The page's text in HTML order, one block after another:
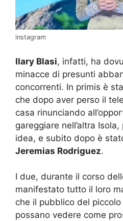
instagram
Ilary Blasi, infatti, ha
minacce di presunti
concorrenti. In primis è
che dopo aver perso il
casa rinunciando
gareggiare nell’altra
idea, e subito dopo è
Jeremias Rodriguez.
I due, durante il corso
manifestato tutto il loro
che il pubblico del
possano vedere come